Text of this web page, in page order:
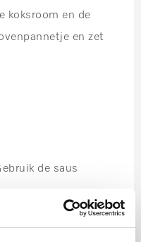
koksroom en de
en zet
de saus